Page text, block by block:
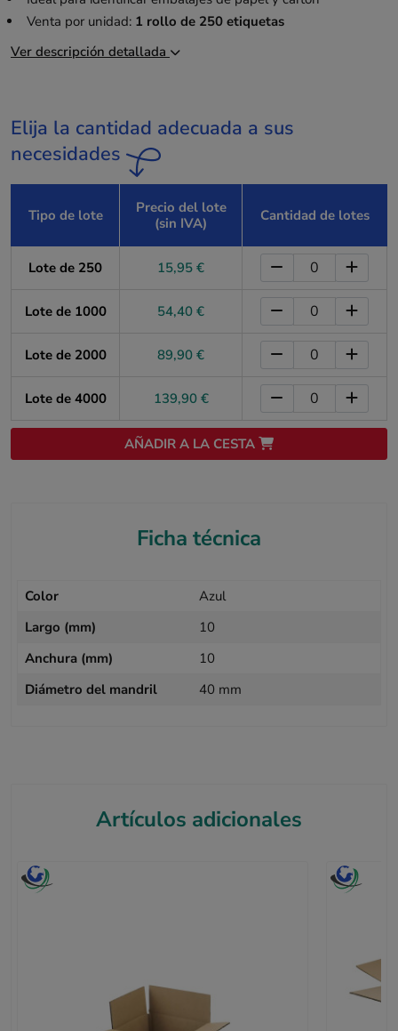
Venta por unidad: 1 rollo de 250 etiquetas
Ver descripción detallada
Elija la cantidad adecuada a sus
necesidades
Tipo de lote
Precio del lote
(sin IVA)
Cantidad de lotes
Lote de 250 15,95 €
Lote de 1000 54,40 €
Lote de 2000 89,90 €
Lote de 4000 139,90 €
AÑADIR A LA CESTA
Ficha técnica
Color
Azul
Largo (mm)
10
Anchura (mm)
10
Diámetro del mandril
40 mm
Artículos adicionales